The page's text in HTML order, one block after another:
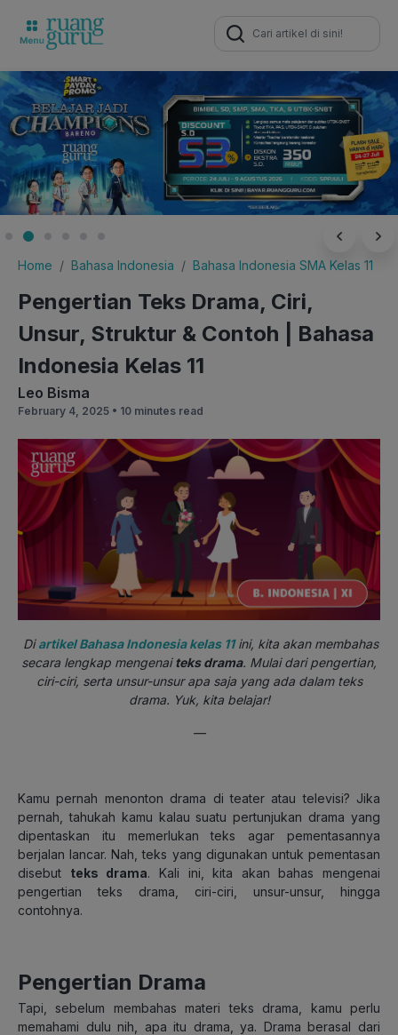
Search
for:
Home Bahasa Indonesia Bahasa Indonesia SMA Kelas 11
Pengertian Teks Drama, Ciri,
Unsur, Struktur & Contoh | Bahasa
Indonesia Kelas 11
Leo Bisma
February 4, 2025 • 10 minutes read
Diartikel Bahasa Indonesia kelas 11ini, kita akan membahas
secara lengkap mengenaiteks drama. Mulai dari pengertian,
ciri-ciri, serta unsur-unsur apa saja yang ada dalam teks
drama. Yuk, kita belajar!
—
Kamu pernah menonton drama di teater atau televisi? Jika
pernah, tahukah kamu kalau suatu pertunjukan drama yang
dipentaskan itu memerlukan teks agar pementasannya
berjalan lancar. Nah, teks yang digunakan untuk pementasan
disebut teks drama. Kali ini, kita akan bahas mengenai
pengertian teks drama, ciri-ciri, unsur-unsur, hingga
contohnya.
Pengertian Drama
Tapi, sebelum membahas materi teks drama,
kamu perlu
memahami dulu nih, apa itu drama, ya. Drama berasal dari